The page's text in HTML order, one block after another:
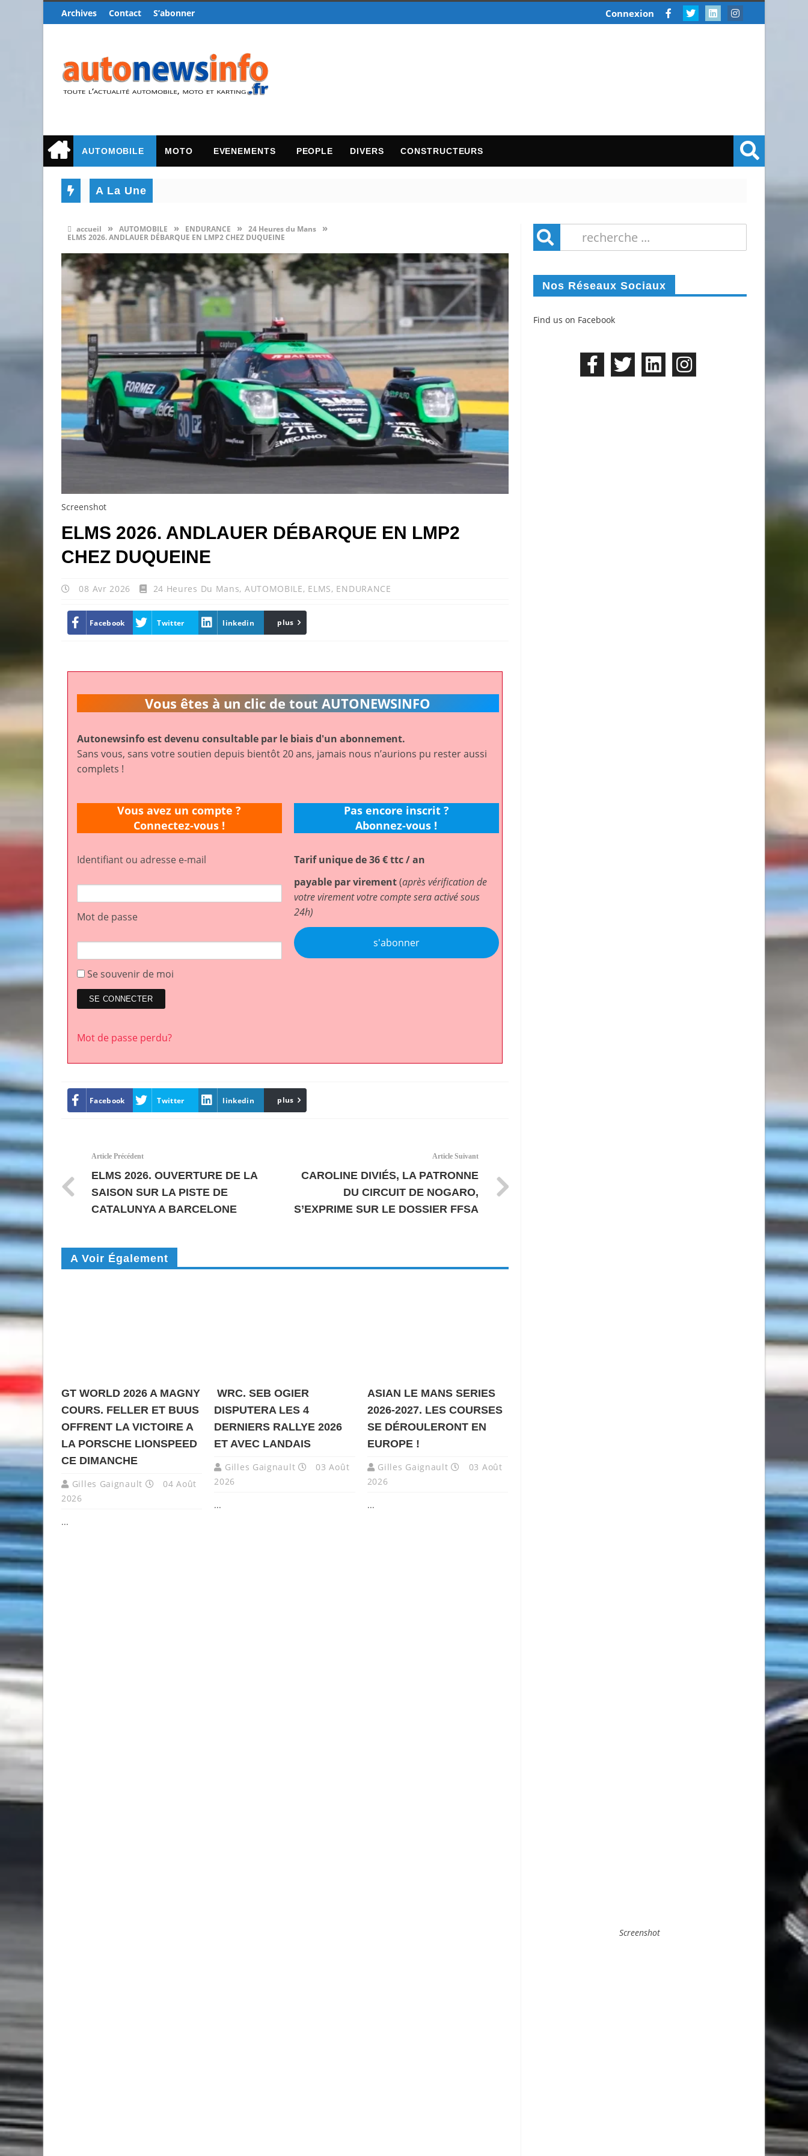
Archives Contact S’abonner Connexion
AUTOMOBILE MOTO EVENEMENTS PEOPLE DIVERS CONSTRUCTEURS
A La Une
accueil » AUTOMOBILE » ENDURANCE » 24 Heures du Mans »
ELMS 2026. ANDLAUER DÉBARQUE EN LMP2 CHEZ DUQUEINE
Screenshot
ELMS 2026. ANDLAUER DÉBARQUE EN LMP2
CHEZ DUQUEINE
08 Avr 2026 24 Heures Du Mans, AUTOMOBILE, ELMS, ENDURANCE
Facebook Twitter linkedin Email
plus
Vous êtes à un clic de tout AUTONEWSINFO
Autonewsinfo est devenu consultable par le biais d'un abonnement.
Sans vous, sans votre soutien depuis bientôt 20 ans, jamais nous n’aurions pu rester aussi
complets !
Vous avez un compte ?
Connectez-vous !
Identifiant ou adresse e-mail
Mot de passe
Se souvenir de moi
Mot de passe perdu?
Pas encore inscrit ?
Abonnez-vous !
Tarif unique de 36 € ttc / an
payable par virement(après vérification de
votre virement votre compte sera activé sous
24h)
s'abonner
Facebook Twitter linkedin Email
plus
Article Précédent
ELMS 2026. OUVERTURE DE LA
SAISON SUR LA PISTE DE
CATALUNYA A BARCELONE
Article Suivant
CAROLINE DIVIÉS, LA PATRONNE
DU CIRCUIT DE NOGARO,
S’EXPRIME SUR LE DOSSIER FFSA
A Voir Également
GT WORLD 2026 A MAGNY
COURS. FELLER ET BUUS
OFFRENT LA VICTOIRE A
LA PORSCHE LIONSPEED
CE DIMANCHE
Gilles Gaignault
04 Août
2026
...
WRC. SEB OGIER
DISPUTERA LES 4
DERNIERS RALLYE 2026
ET AVEC LANDAIS
Gilles Gaignault
03 Août
2026
...
ASIAN LE MANS SERIES
2026-2027. LES COURSES
SE DÉROULERONT EN
EUROPE !
Gilles Gaignault
03 Août
2026
...
Nos Réseaux Sociaux
Find us on Facebook
Screenshot